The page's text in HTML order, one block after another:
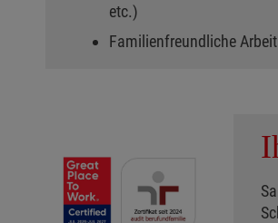
etc.)
Familienfreundliche